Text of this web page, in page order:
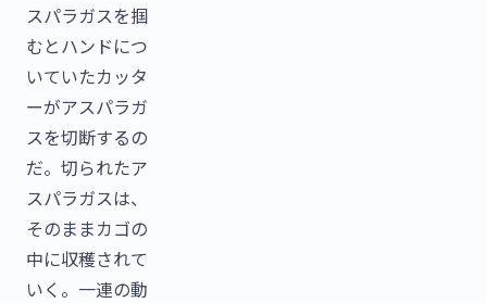
スパラガスを掴
むとハンドにつ
いていたカッタ
ーがアスパラガ
スを切断するの
だ。切られたア
スパラガスは、
そのままカゴの
中に収穫されて
いく。一連の動